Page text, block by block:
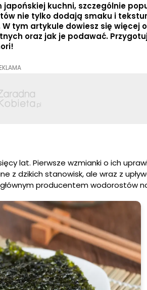
japońskiej kuchni, szczególnie
nie tylko dodają smaku i
tym artykule dowiesz się więcej
oraz jak je podawać.
lat. Pierwsze wzmianki o ich
z dzikich stanowisk, ale wraz z
producentem wodorostów